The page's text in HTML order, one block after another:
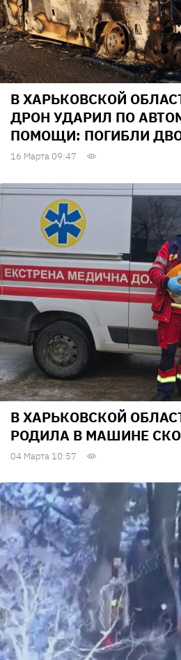
В ХАРЬКОВСКОЙ
ДРОН УДАРИЛ ПО
ПОМОЩИ: ПОГИБЛИ
16 Марта 09:47
В ХАРЬКОВСКОЙ
РОДИЛА В МАШИНЕ
04 Марта 10:57